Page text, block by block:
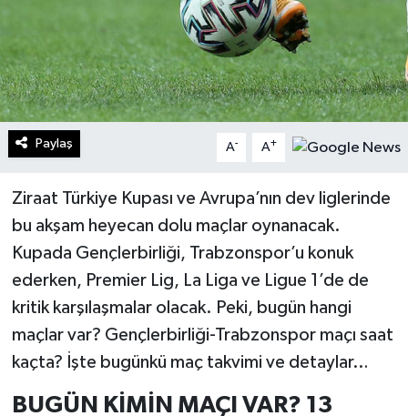
Paylaş A- A+
Ziraat Türkiye Kupası ve Avrupa’nın dev liglerinde
bu akşam heyecan dolu maçlar oynanacak.
Kupada Gençlerbirliği, Trabzonspor’u konuk
ederken, Premier Lig, La Liga ve Ligue 1’de de
kritik karşılaşmalar olacak. Peki, bugün hangi
maçlar var? Gençlerbirliği-Trabzonspor maçı saat
kaçta? İşte bugünkü maç takvimi ve detaylar…
BUGÜN KİMİN MAÇI VAR? 13